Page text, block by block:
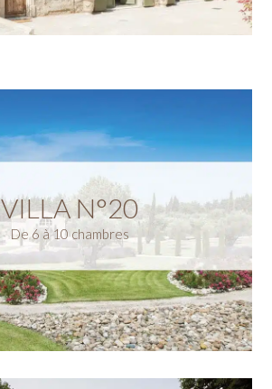
VILLA N°20
De 6 à 10 chambres